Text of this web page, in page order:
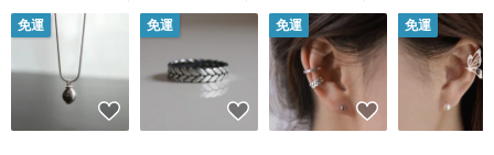
免運 免運 免運 免運